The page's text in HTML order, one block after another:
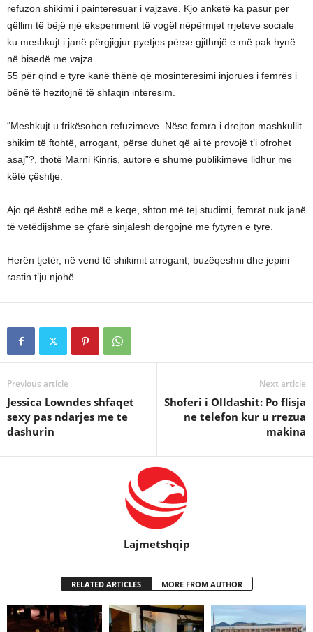
refuzon shikimi i painteresuar i vajzave. Kjo anketë ka pasur për
qëllim të bëjë një eksperiment të vogël nëpërmjet rrjeteve sociale
ku meshkujt i janë përgjigjur pyetjes përse gjithnjë e më pak hynë
në bisedë me vajza.
55 për qind e tyre kanë thënë që mosinteresimi injorues i femrës i
bënë të hezitojnë të shfaqin interesim.
“Meshkujt u frikësohen refuzimeve. Nëse femra i drejton mashkullit
shikim të ftohtë, arrogant, përse duhet që ai të provojë t’i ofrohet
asaj”?, thotë Marni Kinris, autore e shumë publikimeve lidhur me
këtë çështje.
Ajo që është edhe më e keqe, shton më tej studimi, femrat nuk janë
të vetëdijshme se çfarë sinjalesh dërgojnë me fytyrën e tyre.
Herën tjetër, në vend të shikimit arrogant, buzëqeshni dhe jepini
rastin t’ju njohë.
Previous article
Jessica Lowndes shfaqet
sexy pas ndarjes me te
dashurin
Next article
Shoferi i Olldashit: Po flisja
ne telefon kur u rrezua
makina
Lajmetshqip
RELATED ARTICLES MORE FROM AUTHOR